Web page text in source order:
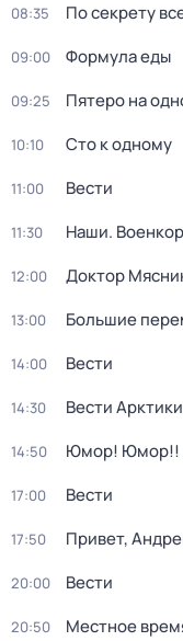
08:35 По секрету
09:00 Формула еды
09:25 Пятеро на
10:10 Сто к одному
11:00 Вести
11:30 Наши.
12:00 Доктор
13:00 Большие
14:00 Вести
14:30 Вести Арктики
14:50 Юмор!
17:00 Вести
17:50 Привет,
20:00 Вести
20:50 Местное